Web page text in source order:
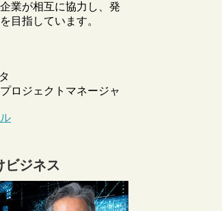
業が相互に協力し、発
目指しています。
ロジェクトマネージャ
ビジネス